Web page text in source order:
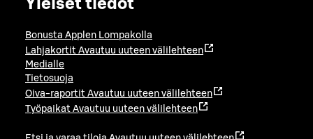
Yleiset tiedot
Bonusta Applen Lompakolla
Lahjakortit Avautuu uuteen välilehteen
Medialle
Tietosuoja
Oiva-raportit Avautuu uuteen välilehteen
Työpaikat Avautuu uuteen välilehteen